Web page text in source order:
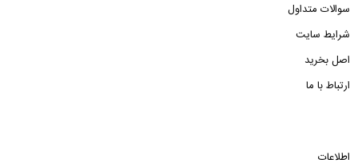
سوالات متداول
شرایط سایت
اصل بخرید
ارتباط با ما
اطلاعات